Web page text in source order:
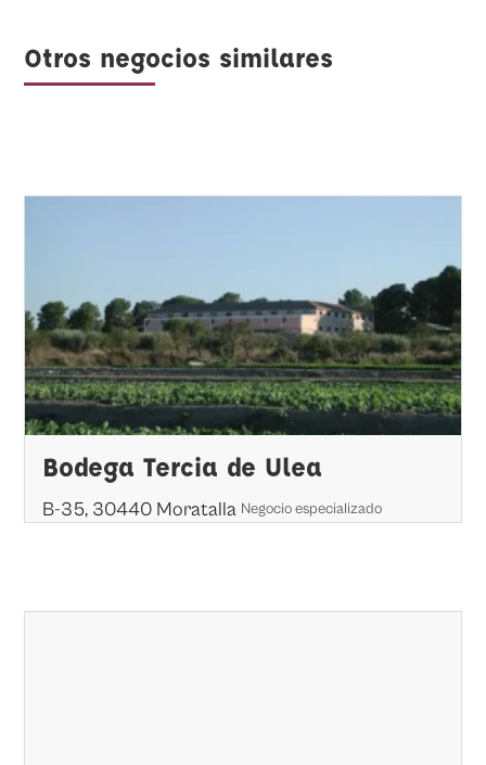
Otros negocios similares
Bodega Tercia de Ulea
B-35, 30440 Moratalla Negocio especializado